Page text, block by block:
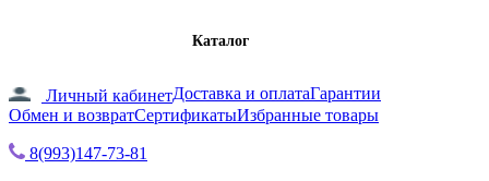
Каталог
Личный кабинетДоставка и оплатаГарантии
Обмен и возвратСертификатыИзбранные товары
8(993)147-73-81